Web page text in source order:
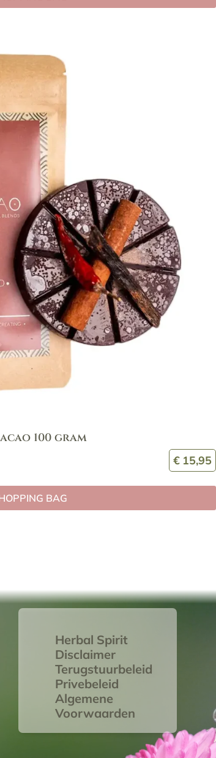
100 gram
€ 15,95
BAG
Herbal Spirit
Disclaimer
Terugstuurbeleid
Privebeleid
Algemene
Voorwaarden